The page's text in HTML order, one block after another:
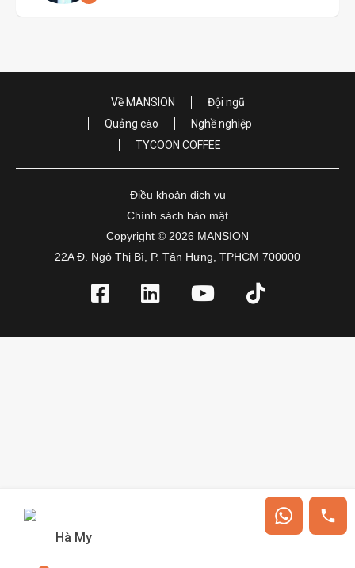
Về MANSION
Đội ngũ
Quảng cáo
Nghề nghiệp
TYCOON COFFEE
Điều khoản dịch vụ
Chính sách bảo mật
Copyright © 2026 MANSION
22A Đ. Ngô Thị Bì, P. Tân Hưng, TPHCM 700000
Hà My